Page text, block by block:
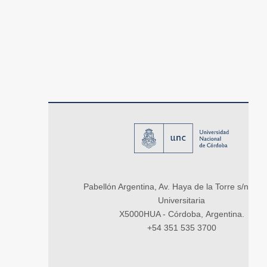
Pabellón Argentina, Av. Haya de la Torre s/n,
Universitaria
X5000HUA - Córdoba, Argentina.
+54 351 535 3700